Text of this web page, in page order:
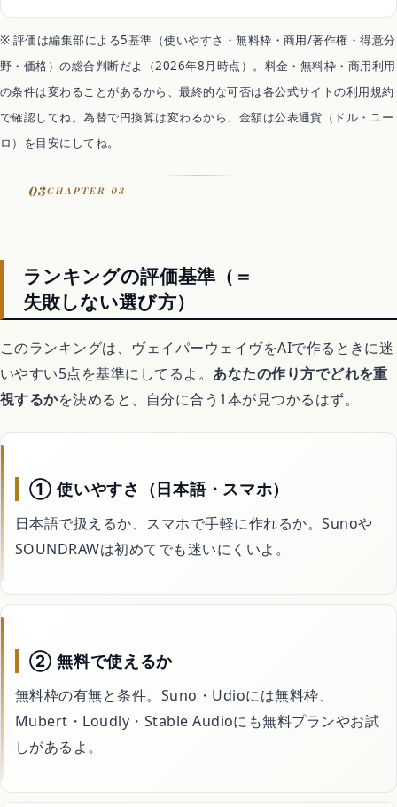
料金
用)
無料枠
無料で試せる(ダウンロードは不可)。有料は月2.5ドル〜、Creator 月
7ドルで無制限生成＋商用ライセンス(料金は変動するため公式で要確
認)
商用利用
△ UIは英語中心
動画用の素朴なチルBGM
※ 評価は編集部による5基準（使いやすさ・無料枠・商用/著作権・得意分
野・価格）の総合判断だよ（2026年8月時点）。料金・無料枠・商用利用
の条件は変わることがあるから、最終的な可否は各公式サイトの利用規約
で確認してね。為替で円換算は変わるから、金額は公表通貨（ドル・ユー
ロ）を目安にしてね。
03CHAPTER 03
ランキングの評価基準（＝
失敗しない選び方）
このランキングは、ヴェイパーウェイヴをAIで作るときに迷
いやすい5点を基準にしてるよ。 あなたの作り方でどれを重
視するかを決めると、自分に合う1本が見つかるはず。
① 使いやすさ（日本語・スマホ）
日本語で扱えるか、スマホで手軽に作れるか。Sunoや
SOUNDRAWは初めてでも迷いにくいよ。
② 無料で使えるか
無料枠の有無と条件。Suno・Udioには無料枠、
Mubert・Loudly・Stable Audioにも無料プランやお試
しがあるよ。